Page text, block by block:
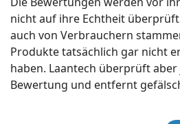
nicht auf ihre Echtheit
auch von Verbrauchern
Produkte tatsächlich gar nicht
haben. Laantech überprüft aber
Bewertung und entfernt